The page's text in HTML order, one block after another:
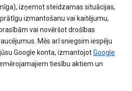
izņemot steidzamas situācijas,
izmantošanu vai kaitējumu,
vai novēršot drošības
Mēs arī sniegsim iespēju
Google konta, izmantojotGoogle
tiesību aktiem un